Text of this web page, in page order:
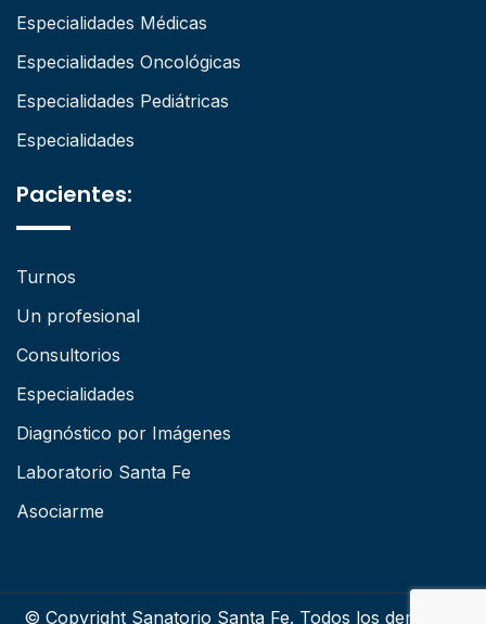
Especialidades Médicas
Especialidades Oncológicas
Especialidades Pediátricas
Especialidades
Pacientes:
Turnos
Un profesional
Consultorios
Especialidades
Diagnóstico por Imágenes
Laboratorio Santa Fe
Asociarme
© Copyright Sanatorio Santa Fe. Todos los derechos